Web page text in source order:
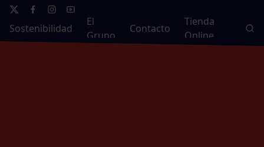
Sostenibilidad
El
Grupo
Contacto
Tienda
Online